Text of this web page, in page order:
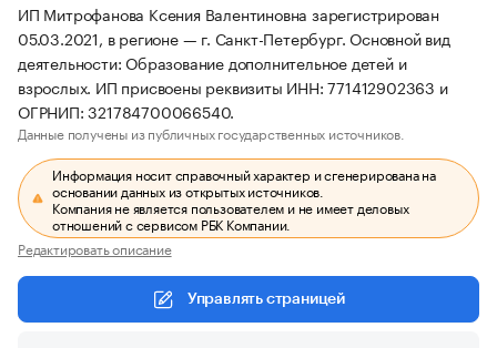
ИП Митрофанова Ксения Валентиновна зарегистрирован
05.03.2021, в регионе — г. Санкт-Петербург. Основной вид
деятельности: Образование дополнительное детей и
взрослых. ИП присвоены реквизиты ИНН: 771412902363 и
ОГРНИП: 321784700066540.
Данные получены из публичных государственных источников.
Информация носит справочный характер и сгенерирована на
основании данных из открытых источников.
Компания не является пользователем и не имеет деловых
отношений с сервисом РБК Компании.
Редактировать описание
Управлять страницей